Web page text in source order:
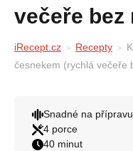
večeře bez
iRecept.cz Recepty
česnekem (rychlá večeře
Snadné na přípravu
4 porce
40 minut